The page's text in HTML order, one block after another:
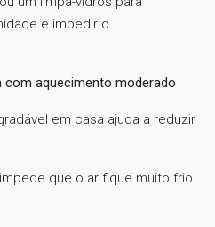
e impedir o
com aquecimento moderado
em casa ajuda a reduzir
que o ar fique muito frio